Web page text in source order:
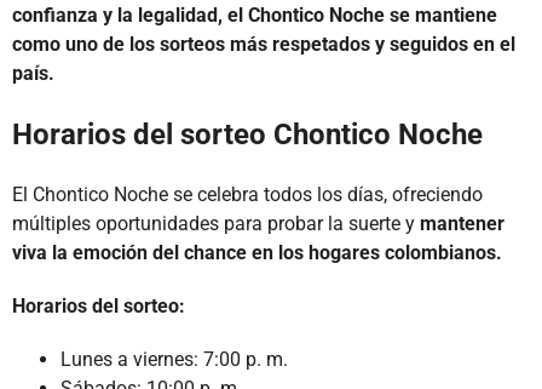
confianza y la legalidad, el Chontico Noche se mantiene
como uno de los sorteos más respetados y seguidos en el
país.
Horarios del sorteo Chontico Noche
El Chontico Noche se celebra todos los días, ofreciendo
múltiples oportunidades para probar la suerte y mantener
viva la emoción del chance en los hogares colombianos.
Horarios del sorteo:
Lunes a viernes: 7:00 p. m.